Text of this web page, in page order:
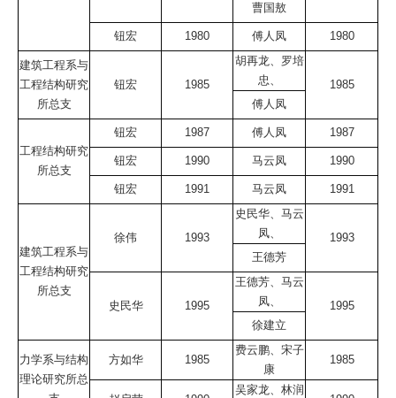
曹国敖
钮宏 1980 傅人凤 1980
建筑工程系与
工程结构研究
所总支
钮宏 1985
胡再龙、罗培
忠、
1985
傅人凤
工程结构研究
所总支
钮宏 1987 傅人凤 1987
钮宏 1990 马云凤 1990
钮宏 1991 马云凤 1991
建筑工程系与
工程结构研究
所总支
徐伟 1993
史民华、马云
凤、
1993
王德芳
史民华 1995
王德芳、马云
凤、
1995
徐建立
力学系与结构
理论研究所总
方如华 1985
费云鹏、宋子
康
1985
吴家龙、林润